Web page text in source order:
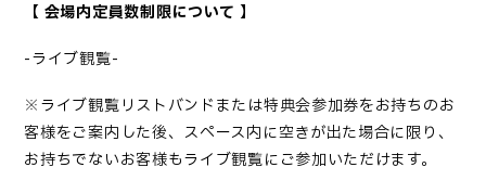
【 会場内定員数制限について 】
-ライブ観覧-
※ライブ観覧リストバンドまたは特典会参加券をお持ちのお
客様をご案内した後、スペース内に空きが出た場合に限り、
お持ちでないお客様もライブ観覧にご参加いただけます。